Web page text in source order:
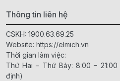
Thông tin liên hệ
CSKH: 1900.63.69.25
Website: https://elmich.vn
Thời gian làm việc:
Thứ Hai – Thứ Bảy: 8:00 –
định)